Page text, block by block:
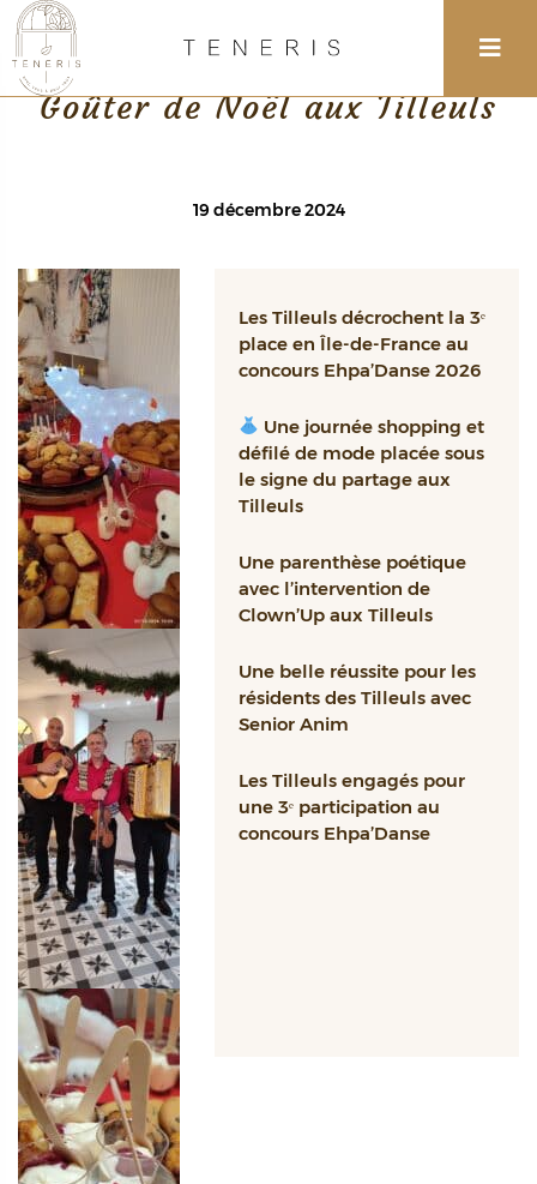
Retour
Goûter de Noël aux Tilleuls
19 décembre 2024
Les Tilleuls décrochent la 3ᵉ
place en Île-de-France au
concours Ehpa’Danse 2026
Une journée shopping et
défilé de mode placée sous
le signe du partage aux
Tilleuls
Une parenthèse poétique
avec l’intervention de
Clown’Up aux Tilleuls
Une belle réussite pour les
résidents des Tilleuls avec
Senior Anim
Les Tilleuls engagés pour
une 3ᵉ participation au
concours Ehpa’Danse